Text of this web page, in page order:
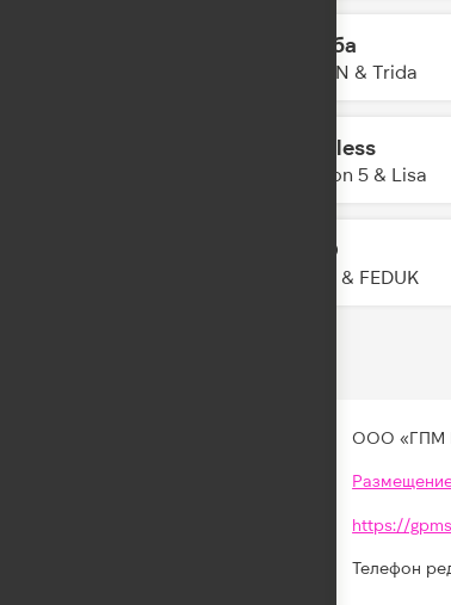
С неба
ELMAN & Trida
Priceless
Maroon 5 & Lisa
LETO
JONY & FEDUK
ООО «ГПМ
https://
Телефон